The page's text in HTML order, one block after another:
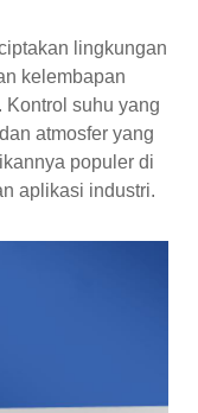
lingkungan
kelembapan
Kontrol suhu yang
atmosfer yang
populer di
aplikasi industri.